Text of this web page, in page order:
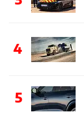
4
5